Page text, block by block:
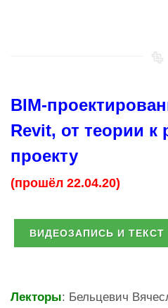
BIM-
Revit, от теории к
проекту
(прошёл 22.04.20)
ВИДЕОЗАПИСЬ И ТЕКСТ
Лекторы: Бельцевич